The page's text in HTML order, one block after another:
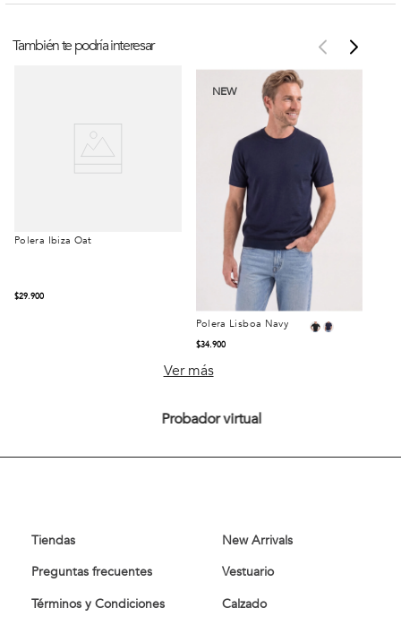
También te podría interesar
Polera Ibiza Oat
$29.900
NEW
Polera Lisboa Navy
$34.900
Talla
Ver más
Probador virtual
Tiendas
Preguntas frecuentes
Términos y Condiciones
New Arrivals
Vestuario
Calzado